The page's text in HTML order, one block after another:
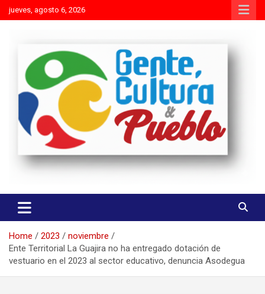
Skip
to
jueves, agosto 6, 2026
Gente Cultura y Pueblo
Home 2023
noviembre
Ente Territorial La Guajira no ha entregado dotación de
vestuario en el 2023 al sector educativo, denuncia Asodegua